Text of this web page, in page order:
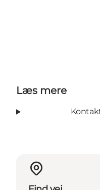
Læs mere